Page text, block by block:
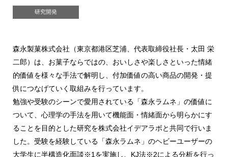
研究開発
森永製菓株式会社（東京都港区芝浦、代表取締役社長・太田 栄
二郎）は、お菓子ならではの、おいしさや楽しさといった情緒
的価値を様々な手法で解明し、付加価値の高い商品の開発・提
供につなげていく取組みを行っています。
勉強や受験のシーンで愛用されている「森永ラムネ」の価値に
ついて、心理学の手法を用いて機能面・情緒面から明らかにす
ることを目的とした研究を株式会社イデアラボと共同で行いま
した。受験を経験している「森永ラムネ」のヘビーユーザーの
大学生に半構造化面談※1を実施し、KJ法※2による分析を行っ